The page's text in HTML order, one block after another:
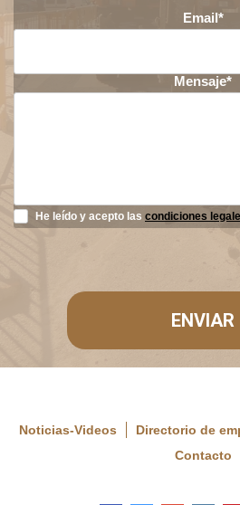
Email*
Mensaje*
He leído y acepto las condiciones
ENVIAR
Noticias-Videos Directorio de
Contacto